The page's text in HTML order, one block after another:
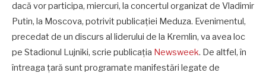
dacă vor participa, miercuri, la concertul organizat de Vladimir
Putin, la Moscova, potrivit publicației Meduza. Evenimentul,
precedat de un discurs al liderului de la Kremlin, va avea loc
pe Stadionul Lujniki, scrie publicația Newsweek. De altfel, în
întreaga țară sunt programate manifestări legate de